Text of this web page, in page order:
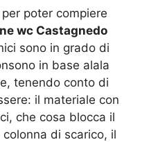
poter compiere
wc Castagnedo
sono in grado di
in base alala
tenendo conto di
il materiale con
che cosa blocca il
di scarico, il